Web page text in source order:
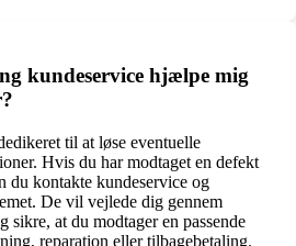
kundeservice hjælpe mig
til at løse eventuelle
Hvis du har modtaget en defekt
du kontakte kundeservice og
De vil vejlede dig gennem
sikre, at du modtager en passende
reparation eller tilbagebetaling.